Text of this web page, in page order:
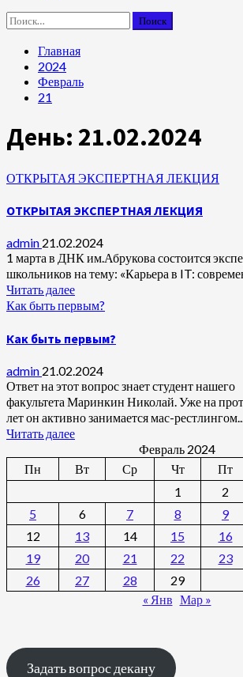
Найти:
Главная
2024
Февраль
21
День: 21.02.2024
ОТКРЫТАЯ ЭКСПЕРТНАЯ ЛЕКЦИЯ
ОТКРЫТАЯ ЭКСПЕРТНАЯ ЛЕКЦИЯ
admin 21.02.2024
1 марта в ДНК им.Абрукова состоится
школьников на тему: «Карьера в IT:
Читать далее
Как быть первым?
Как быть первым?
admin 21.02.2024
Ответ на этот вопрос знает студент нашего
факультета Маринкин Николай. Уже на
лет он активно занимается мас-
Читать далее
Февраль 2024
Пн
Вт Ср Чт Пт
1
2
5
6 7 8 9
12
13 14 15 16
19
20 21 22 23
26
27 28
29
« Янв Мар »
Задать вопрос декану